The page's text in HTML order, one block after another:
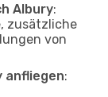
Albury:
zusätzliche
von
anfliegen: